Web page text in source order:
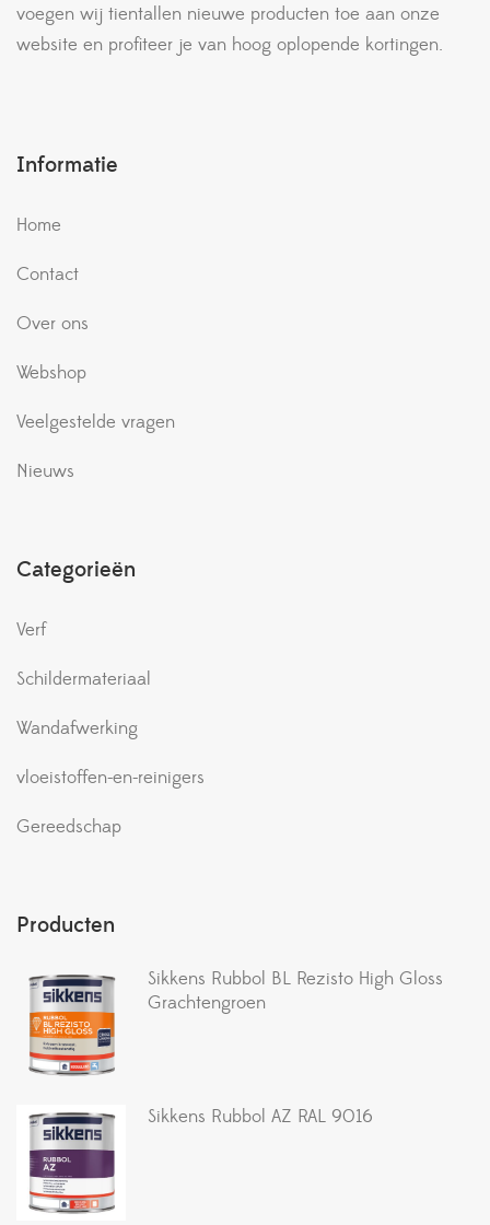
voegen wij tientallen nieuwe producten toe aan onze
website en profiteer je van hoog oplopende kortingen.
Informatie
Home
Contact
Over ons
Webshop
Veelgestelde vragen
Nieuws
Categorieën
Verf
Schildermateriaal
Wandafwerking
vloeistoffen-en-reinigers
Gereedschap
Producten
Sikkens Rubbol BL Rezisto High Gloss
Grachtengroen
Sikkens Rubbol AZ RAL 9016